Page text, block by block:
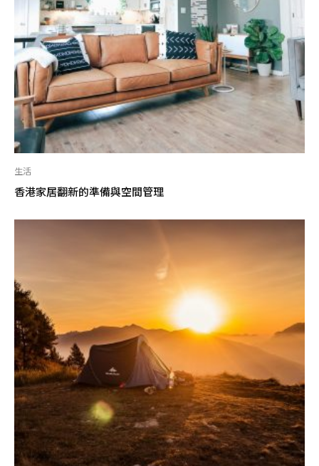
生活
香港家居翻新的準備與空間管理